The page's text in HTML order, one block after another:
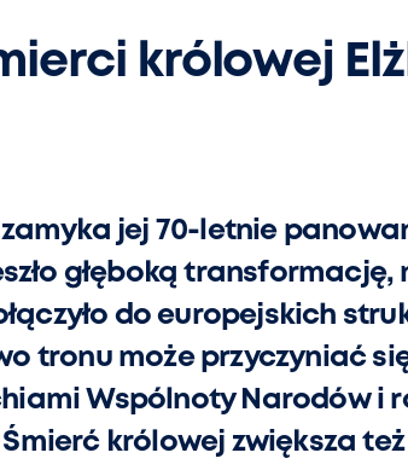
królowej
zamyka jej 70-letnie
głęboką transformację,
do europejskich
tronu może przyczyniać
Wspólnoty Narodów i
królowej zwiększa